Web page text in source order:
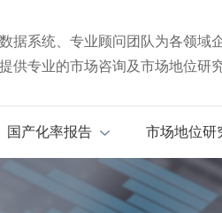
据系统、专业顾问团队为各领域企
供专业的市场咨询及市场地位研
国产化率报告 市场地位研